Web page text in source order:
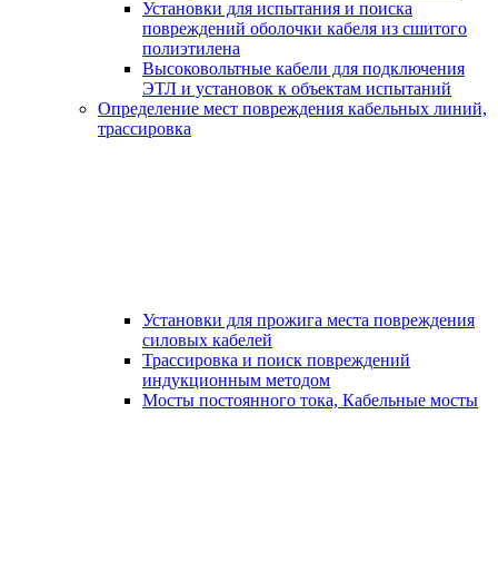
Установки для испытания и поиска
повреждений оболочки кабеля из сшитого
полиэтилена
Высоковольтные кабели для подключения
ЭТЛ и установок к объектам испытаний
Определение мест повреждения кабельных линий,
трассировка
Установки для прожига места повреждения
силовых кабелей
Трассировка и поиск повреждений
индукционным методом
Мосты постоянного тока, Кабельные мосты